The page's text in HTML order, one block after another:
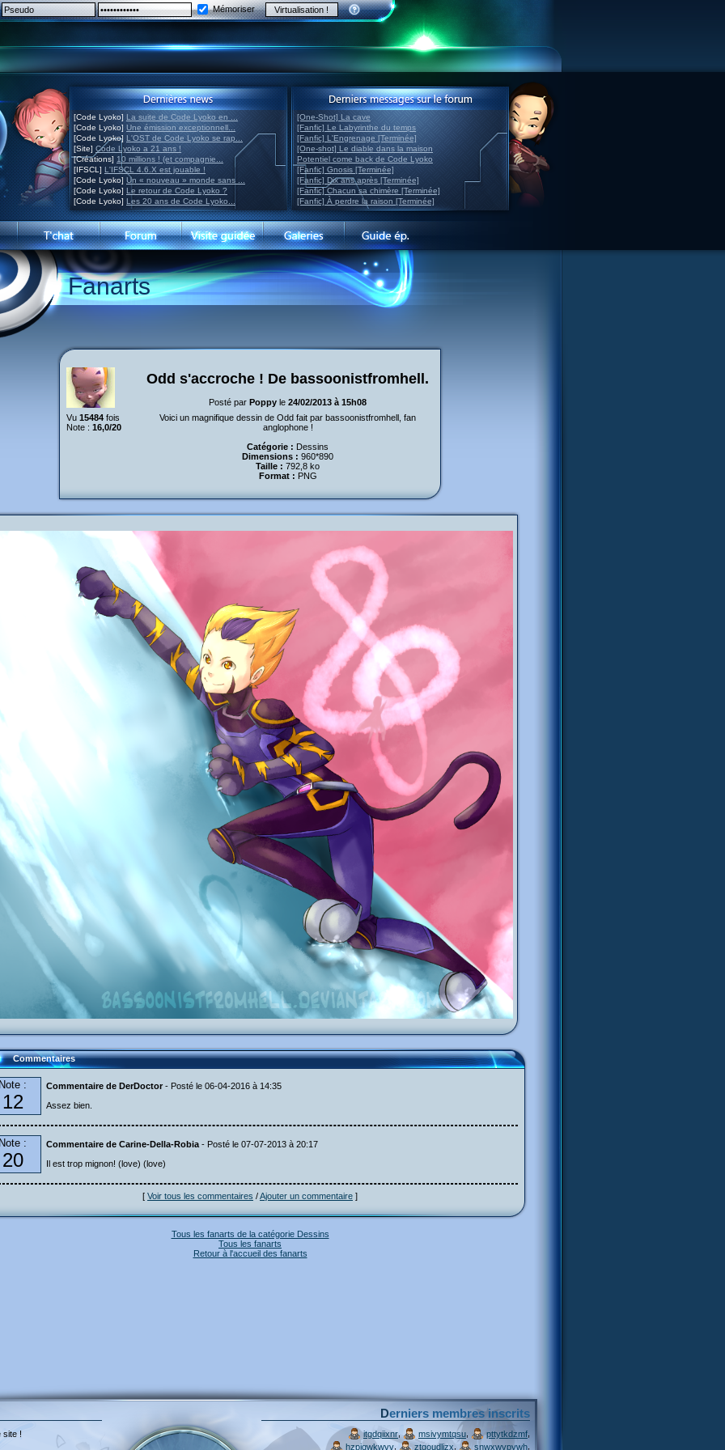
Mémoriser
[Code Lyoko] La suite de Code Lyoko en ...
[Code Lyoko] Une émission exceptionnell...
[Code Lyoko] L'OST de Code Lyoko se rap...
[Site] Code Lyoko a 21 ans !
[Créations] 10 millions ! (et compagnie...
[IFSCL] L'IFSCL 4.6.X est jouable !
[Code Lyoko] Un « nouveau » monde sans ...
[Code Lyoko] Le retour de Code Lyoko ?
[Code Lyoko] Les 20 ans de Code Lyoko...
[One-Shot] La cave
[Fanfic] Le Labyrinthe du temps
[Fanfic] L'Engrenage [Terminée]
[One-shot] Le diable dans la maison
Potentiel come back de Code Lyoko
[Fanfic] Gnosis [Terminée]
[Fanfic] Dix ans après [Terminée]
[Fanfic] Chacun sa chimère [Terminée]
[Fanfic] À perdre la raison [Terminée]
Fanarts
Odd s'accroche ! De bassoonistfromhell.
Posté par Poppy le 24/02/2013 à 15h08
Vu 15484 fois
Note : 16,0/20
Voici un magnifique dessin de Odd fait par bassoonistfromhell, fan
anglophone !
Catégorie : Dessins
Dimensions : 960*890
Taille : 792,8 ko
Format : PNG
Commentaires
Note :
12
Commentaire de DerDoctor - Posté le 06-04-2016 à 14:35
Assez bien.
Note :
20
Commentaire de Carine-Della-Robia - Posté le 07-07-2013 à 20:17
Il est trop mignon! (love) (love)
[ Voir tous les commentaires /Ajouter un commentaire ]
Tous les fanarts de la catégorie Dessins
Tous les fanarts
Retour à l'accueil des fanarts
site !
Derniers membres inscrits
itgdqiixnr msivymtqsu pttytkdzmf
hzpjqwkwvv
ztgoudljzx snwxwvpywh